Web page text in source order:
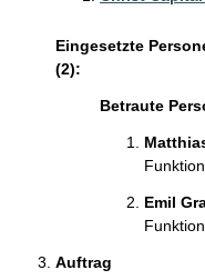
Eingesetzte
(2):
Betraute
Emil
Auftrag